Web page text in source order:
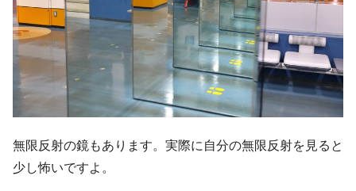
無限反射の鏡もあります。実際に自分の無限反射を見ると
少し怖いですよ。